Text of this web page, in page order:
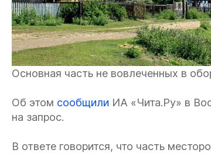
Основная часть не вовлеченных в
Об этом сообщили ИА «Чита.Ру» в
на запрос.
В ответе говорится, что часть